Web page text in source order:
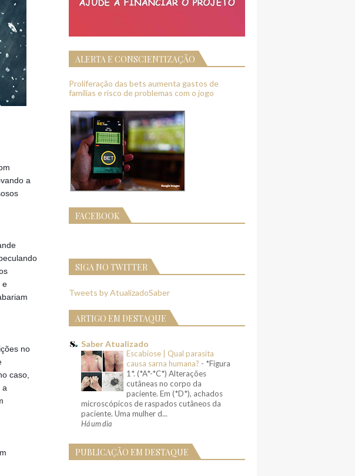
a
e
no
caso,
a
ALERTA E CONSCIENTIZAÇÃO
Proliferação das bets aumenta gastos de
famílias e risco de problemas com o jogo
FACEBOOK
SIGA NO TWITTER
Tweets by AtualizadoSaber
ARTIGO EM DESTAQUE
Saber Atualizado
Escabiose | Qual parasita
causa sarna humana? - *Figura
1*. (*A*-*C*) Alterações
cutâneas no corpo da
paciente. Em (*D*), achados
microscópicos de raspados cutâneos da
paciente. Uma mulher d...
Há um dia
PUBLICAÇÃO EM DESTAQUE